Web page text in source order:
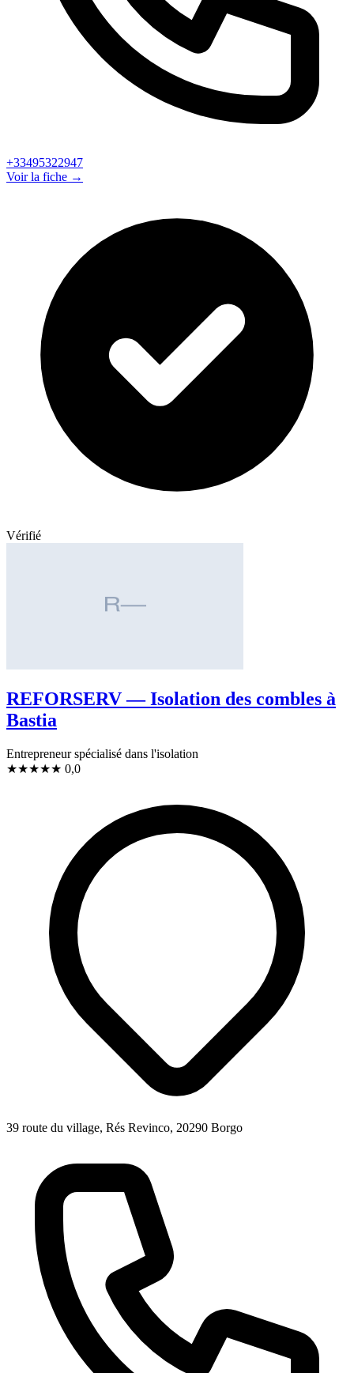
+33495322947
Voir la fiche →
Vérifié
REFORSERV — Isolation des combles à
Bastia
Entrepreneur spécialisé dans l'isolation
★★★★★ 0,0
39 route du village, Rés Revinco, 20290 Borgo